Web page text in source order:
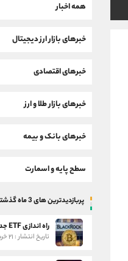
همه اخبار
خبرهای بازار ارز دیجیتال
خبرهای اقتصادی
خبرهای بازار طلا و ارز
خبرهای بانک و بیمه
سطح پایه و اسمارت
پربازدیدترین های 3 ماه گذشته
راه اندازی ETF جدید بیت کوین با درآمد ماهانه
تاریخ انتشار : ۲۱ خرداد ۱۴۰۵